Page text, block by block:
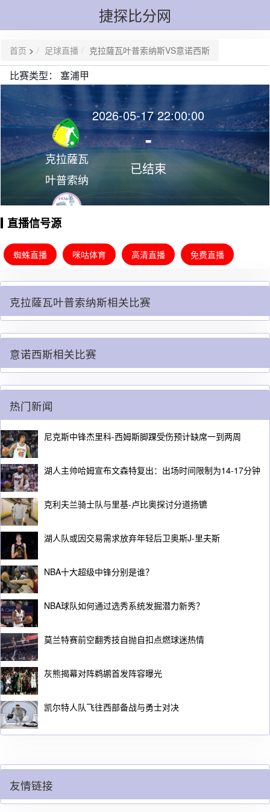
捷探比分网
首页 > 足球直播 克拉薩瓦叶普索纳斯VS意诺西斯
比赛类型： 塞浦甲
克拉薩瓦
叶普索纳
斯
2026-05-17 22:00:00
-
已结束
意诺西斯
直播信号源
蜘蛛直播 咪咕体育 高清直播 免费直播
克拉薩瓦叶普索纳斯相关比赛
意诺西斯相关比赛
热门新闻
尼克斯中锋杰里科-西姆斯脚踝受伤预计缺席一到两周
湖人主帅哈姆宣布文森特复出：出场时间限制为14-17分钟
克利夫兰骑士队与里基-卢比奥探讨分道扬镳
湖人队或因交易需求放弃年轻后卫奥斯J-里夫斯
NBA十大超级中锋分别是谁？
NBA球队如何通过选秀系统发掘潜力新秀？
莫兰特赛前空翻秀技自抛自扣点燃球迷热情
灰熊揭幕对阵鹈鹕首发阵容曝光
凯尔特人队飞往西部备战与勇士对决
友情链接